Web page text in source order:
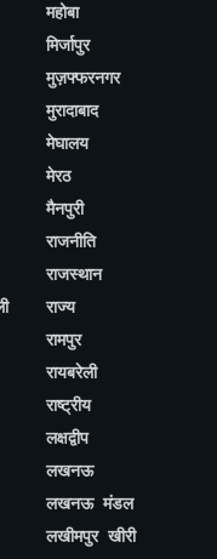
महोबा
मिर्जापुर
मुज़फ्फरनगर
मुरादाबाद
मेघालय
मेरठ
मैनपुरी
राजनीति
राजस्थान
राज्य
रामपुर
रायबरेली
राष्ट्रीय
लक्षद्वीप
लखनऊ
लखनऊ मंडल
लखीमपुर खीरी